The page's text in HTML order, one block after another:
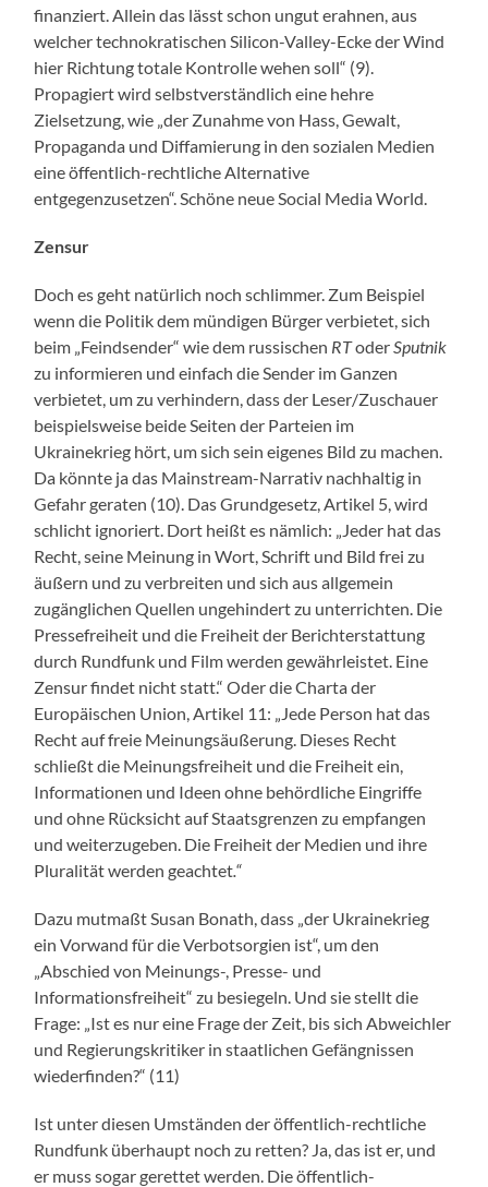
finanziert. Allein das lässt schon ungut erahnen, aus
welcher technokratischen Silicon-Valley-Ecke der Wind
hier Richtung totale Kontrolle wehen soll“ (9).
Propagiert wird selbstverständlich eine hehre
Zielsetzung, wie „der Zunahme von Hass, Gewalt,
Propaganda und Diffamierung in den sozialen Medien
eine öffentlich-rechtliche Alternative
entgegenzusetzen“. Schöne neue Social Media World.
Zensur
Doch es geht natürlich noch schlimmer. Zum Beispiel
wenn die Politik dem mündigen Bürger verbietet, sich
beim „Feindsender“ wie dem russischen RToder Sputnik
zu informieren und einfach die Sender im Ganzen
verbietet, um zu verhindern, dass der Leser/Zuschauer
beispielsweise beide Seiten der Parteien im
Ukrainekrieg hört, um sich sein eigenes Bild zu machen.
Da könnte ja das Mainstream-Narrativ nachhaltig in
Gefahr geraten (10). Das Grundgesetz, Artikel 5, wird
schlicht ignoriert. Dort heißt es nämlich: „Jeder hat das
Recht, seine Meinung in Wort, Schrift und Bild frei zu
äußern und zu verbreiten und sich aus allgemein
zugänglichen Quellen ungehindert zu unterrichten. Die
Pressefreiheit und die Freiheit der Berichterstattung
durch Rundfunk und Film werden gewährleistet. Eine
Zensur findet nicht statt.“ Oder die Charta der
Europäischen Union, Artikel 11: „Jede Person hat das
Recht auf freie Meinungsäußerung. Dieses Recht
schließt die Meinungsfreiheit und die Freiheit ein,
Informationen und Ideen ohne behördliche Eingriffe
und ohne Rücksicht auf Staatsgrenzen zu empfangen
und weiterzugeben. Die Freiheit der Medien und ihre
Pluralität werden geachtet.“
Dazu mutmaßt Susan Bonath, dass „der Ukrainekrieg
ein Vorwand für die Verbotsorgien ist“, um den
„Abschied von Meinungs-, Presse- und
Informationsfreiheit“ zu besiegeln. Und sie stellt die
Frage: „Ist es nur eine Frage der Zeit, bis sich Abweichler
und Regierungskritiker in staatlichen Gefängnissen
wiederfinden?“ (11)
Ist unter diesen Umständen der öffentlich-rechtliche
Rundfunk überhaupt noch zu retten? Ja, das ist er, und
er muss sogar gerettet werden. Die öffentlich-